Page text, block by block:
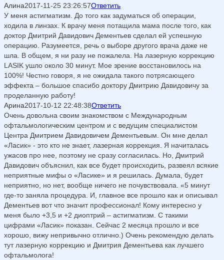
Алина2017-11-25 23:26:57Ответить
У меня астигматизм. До того как задуматься об операции,
ходила в линзах. К врачу меня потащила мама после того, как
доктор Дмитрий Давидович Дементьев сделал ей успешную
операцию. Разумеется, речь о выборе другого врача даже не
шла. В общем, я ни разу не пожалела. На лазерную коррекцию
LASIK ушло около 30 минут. Мое зрение восстановилось на
100%! Честно говоря, я не ожидала такого потрясающего
эффекта – большое спасибо доктору Дмитрию Давидовичу за
проделанную работу!
Арина2017-10-12 22:48:38Ответить
Очень довольна своим знакомством с Международным
офтальмологическим центром и с ведущим специалистом
Центра Дмитрием Давидовичем Дементьевым. Он мне делал
«Ласик» - это кто не знает, лазерная коррекция. Я начиталась
ужасов про нее, поэтому не сразу согласилась. Но, Дмитрий
Давидович объяснил, как все будет происходить, развеял всякие
неприятные мифы о «Ласике» и я решилась. Думала, будет
неприятно, но нет, вообще ничего не почувствовала. «5 минут
где-то заняла процедура. И, главное все прошло как и описывал
Дементьев вот что значит профессионал! Кому интересно у
меня было +3,5 и +2 диоптрий – астигматизм. С такими
цифрами «Ласик» показан. Сейчас 2 месяца прошло и все
хорошо, вижу непривычно отлично.) Очень рекомендую делать
тут лазерную коррекцию и Дмитрия Дементьева как лучшего
офтальмолога!